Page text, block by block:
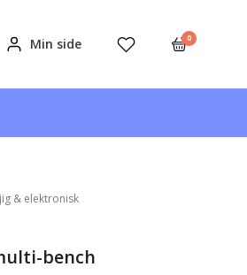
Min side 0
& elektronisk
bench